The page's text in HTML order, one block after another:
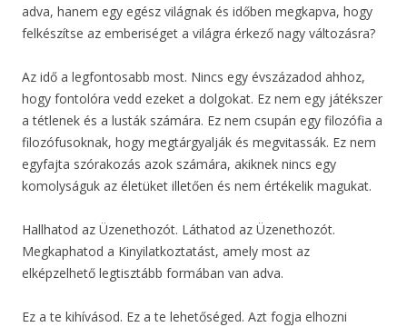
adva, hanem egy egész világnak és időben megkapva, hogy
felkészítse az emberiséget a világra érkező nagy változásra?
Az idő a legfontosabb most. Nincs egy évszázadod ahhoz,
hogy fontolóra vedd ezeket a dolgokat. Ez nem egy játékszer
a tétlenek és a lusták számára. Ez nem csupán egy filozófia a
filozófusoknak, hogy megtárgyalják és megvitassák. Ez nem
egyfajta szórakozás azok számára, akiknek nincs egy
komolyságuk az életüket illetően és nem értékelik magukat.
Hallhatod az Üzenethozót. Láthatod az Üzenethozót.
Megkaphatod a Kinyilatkoztatást, amely most az
elképzelhető legtisztább formában van adva.
Ez a te kihívásod. Ez a te lehetőséged. Azt fogja elhozni